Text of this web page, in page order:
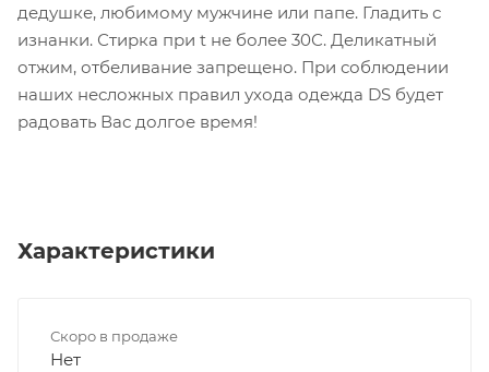
дедушке, любимому мужчине или папе. Гладить с
изнанки. Стирка при t не более 30С. Деликатный
отжим, отбеливание запрещено. При соблюдении
наших несложных правил ухода одежда DS будет
радовать Вас долгое время!
Характеристики
Скоро в продаже
Нет